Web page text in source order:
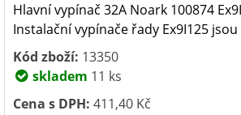
Hlavní vypínač 32A Noark 100874
Instalační vypínače řady Ex9I125
Kód zboží: 13350
skladem 11 ks
Cena s DPH: 411,40 Kč